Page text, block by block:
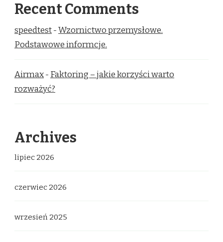
Recent Comments
speedtest-Wzornictwo przemysłowe.
Podstawowe informcje.
Airmax- Faktoring – jakie korzyści warto
rozważyć?
Archives
lipiec 2026
czerwiec 2026
wrzesień 2025